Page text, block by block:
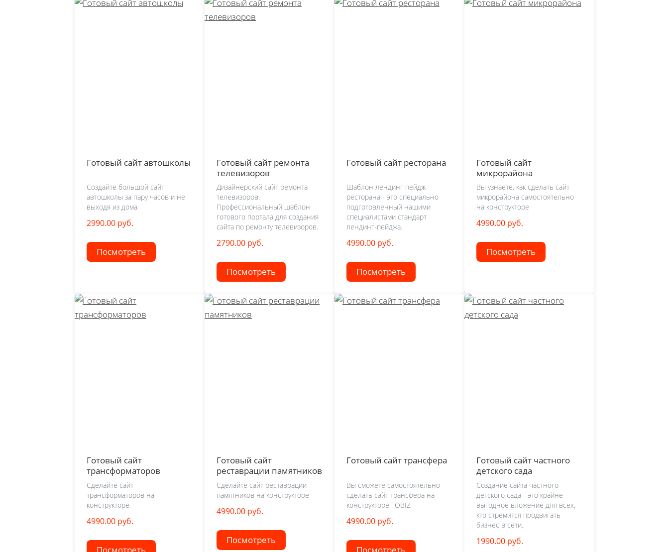
Готовый сайт автошколы
Создайте большой сайт
автошколы за пару часов и не
выходя из дома
2990.00 руб.
Посмотреть
Готовый сайт ремонта
телевизоров
Дизайнерский сайт ремонта
телевизоров.
Профессиональный шаблон
готового портала для создания
сайта по ремонту телевизоров.
2790.00 руб.
Посмотреть
Готовый сайт ресторана
Шаблон лендинг пейдж
ресторана - это специально
подготовленный нашими
специалистами стандарт
лендинг-пейджа.
4990.00 руб.
Посмотреть
Готовый сайт
микрорайона
Вы узнаете, как сделать сайт
микрорайона самостоятельно
на конструкторе
4990.00 руб.
Посмотреть
Готовый сайт
трансформаторов
Сделайте сайт
трансформаторов на
конструкторе
4990.00 руб.
Посмотреть
Готовый сайт
реставрации памятников
Сделайте сайт реставрации
памятников на конструкторе
4990.00 руб.
Посмотреть
Готовый сайт трансфера
Вы сможете самостоятельно
сделать сайт трансфера на
конструкторе TOBIZ
4990.00 руб.
Посмотреть
Готовый сайт частного
детского сада
Создание сайта частного
детского сада - это крайне
выгодное вложение для всех,
кто стремится продвигать
бизнес в сети.
1990.00 руб.